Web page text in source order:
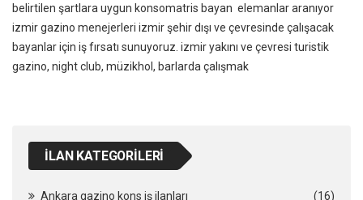
belirtilen şartlara uygun konsomatris bayan elemanlar aranıyor
izmir gazino menejerleri izmir şehir dışı ve çevresinde çalışacak
bayanlar için iş fırsatı sunuyoruz. izmir yakını ve çevresi turistik
gazino, night club, müzikhol, barlarda çalışmak
İLAN KATEGORILERI
Ankara gazino kons iş ilanları (16)